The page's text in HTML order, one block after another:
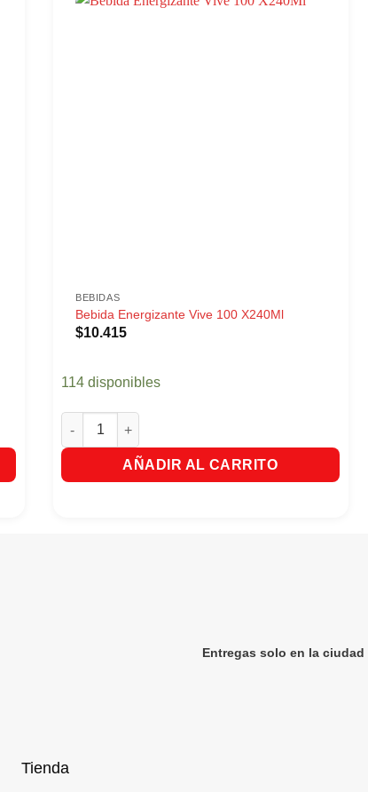
BEBIDAS
Bebida Energizante Vive 100 X240Ml
$10.415
114 disponibles
Bebida Energizante Vive 100 X240Ml cantidad
AÑADIR AL CARRITO
Entregas solo en la ciudad
Tienda